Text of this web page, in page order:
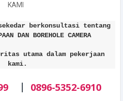
KAMI
berkonsultasi tentang
DAN BOREHOLE CAMERA
utama dalam pekerjaan
kami.
| 0896-5352-6910